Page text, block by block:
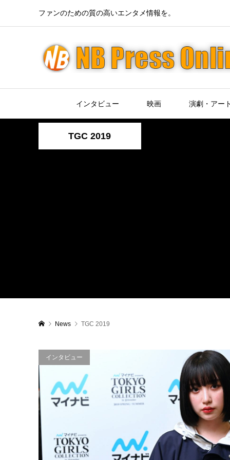
ファンのための質の高いエンタメ情報を。
インタビュー 映画 演劇・アー
TGC 2019
News TGC 2019
インタビュー